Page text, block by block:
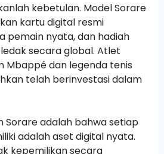
kebetulan. Model Sorare
kartu digital resmi
pemain nyata, dan hadiah
secara global. Atlet
Mbappé dan legenda tenis
telah berinvestasi dalam
Sorare adalah bahwa setiap
adalah aset digital nyata.
kepemilikan secara